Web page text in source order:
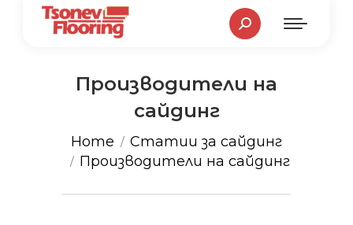
Search:
Производители на
сайдинг
You are here:
Home
Статии за сайдинг
Производители на сайдинг